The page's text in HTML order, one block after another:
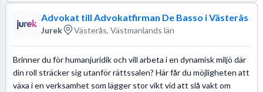
Advokat till Advokatfirman De Basso i Västerås
Jurek Västerås, Västmanlands län
Brinner du för humanjuridik och vill arbeta i en dynamisk miljö där
din roll sträcker sig utanför rättssalen? Här får du möjligheten att
växa i en verksamhet som lägger stor vikt vid att slå vakt om